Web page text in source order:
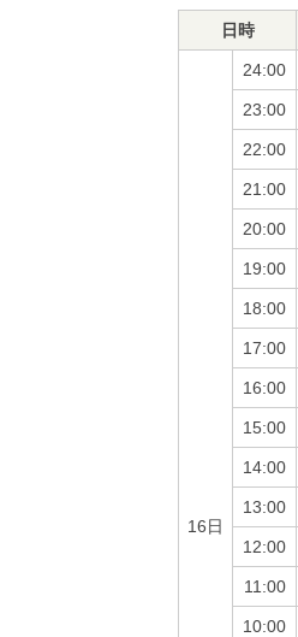
日時
16日
24:00
23:00
22:00
21:00
20:00
19:00
18:00
17:00
16:00
15:00
14:00
13:00
12:00
11:00
10:00